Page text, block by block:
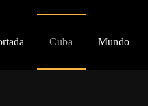
Cuba Mundo